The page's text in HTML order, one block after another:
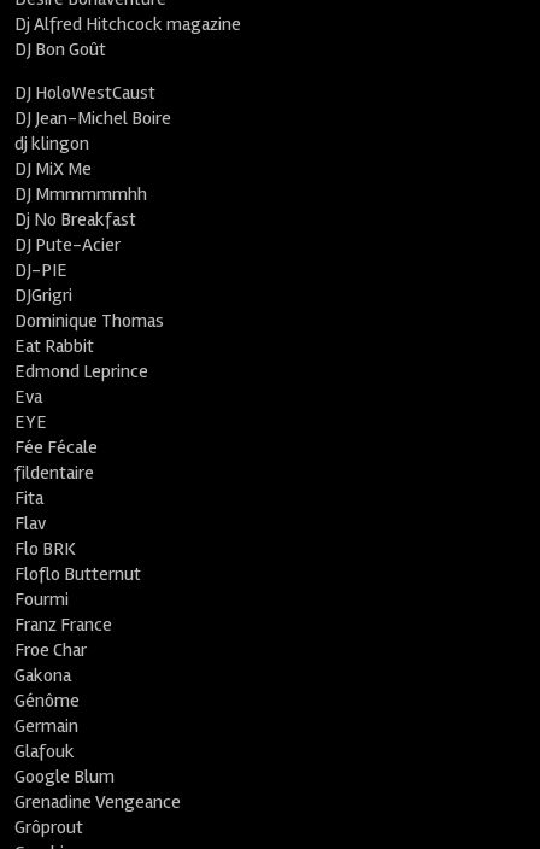
Dj Alfred Hitchcock magazine
DJ Bon Goût
DJ HoloWestCaust
DJ Jean-Michel Boire
dj klingon
DJ MiX Me
DJ Mmmmmmhh
Dj No Breakfast
DJ Pute-Acier
DJ-PIE
DJGrigri
Dominique Thomas
Eat Rabbit
Edmond Leprince
Eva
EYE
Fée Fécale
fildentaire
Fita
Flav
Flo BRK
Floflo Butternut
Fourmi
Franz France
Froe Char
Gakona
Génôme
Germain
Glafouk
Google Blum
Grenadine Vengeance
Grôprout